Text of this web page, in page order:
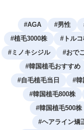
#AGA #男性
#植毛3000株 #トル
#ミノキシジル #おで
#韓国植毛おすすめ
#自毛植毛当日 #韓
#韓国植毛800株
#韓国植毛500株
#ヘアライン矯